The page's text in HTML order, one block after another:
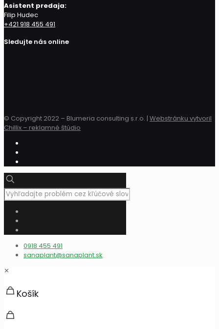
Asistent predaja:
Filip Hudec
+421 918 455 491
Sledujte nás online
© Copyright 2022 – Blumeria consulting s.r.o. | Webstránku vytvoril
Chillix – reklamné štúdio
0918 455 491
sanaplant@sanaplant.sk
✕
Košík